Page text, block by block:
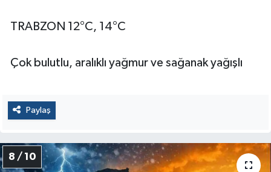
TRABZON 12°C, 14°C
Çok bulutlu, aralıklı yağmur ve sağanak yağışlı
Paylaş
8 / 10